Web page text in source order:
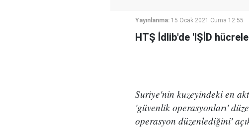
Yayınlanma: 15 Ocak 2021 Cuma 12:55
HTŞ İdlib'de 'IŞİD
Suriye'nin kuzeyindeki en
'güvenlik operasyonları'
operasyon düzenlediğini'